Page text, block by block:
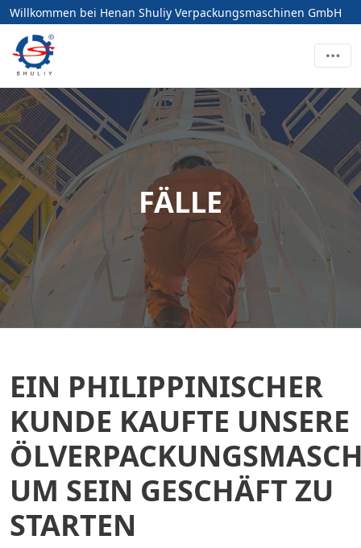
Willkommen bei Henan Shuliy Verpackungsmaschinen GmbH
FÄLLE
EIN PHILIPPINISCHER
KUNDE KAUFTE UNSERE
UM SEIN GESCHÄFT ZU
STARTEN